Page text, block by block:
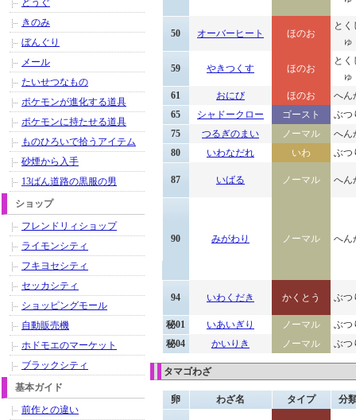
50 オーバーヒート ほのお
とく
ゅ
59 やきつくす ほのお
とく
ゅ
61
おにび ほのお
へん
65
シャドークロー ゴースト
ぶつ
75
つるぎのまい ノーマル
へん
80
いわなだれ いわ ぶつ
87 いばる ノーマル へん
90 みがわり ノーマル へん
94 いわくだき かくとう ぶつ
秘01 いあいぎり ノーマル
ぶつ
秘04
かいりき ノーマル ぶつ
タマゴわざ
卵 わざ名 タイプ 分
どうぐ
きのみ
ぼんぐり
メール
たいせつなもの
ポケモンが進化する道具
ポケモンに持たせる道具
ものひろいで拾うアイテム
砂煙から入手
13ばん道路の黒服の男
ショップ
フレンドリィショップ
ライモンシティ
フキヨセシティ
セッカシティ
ショッピングモール
自動販売機
ホドモエのマーケット
ブラックシティ
基本ガイド
前作との違い